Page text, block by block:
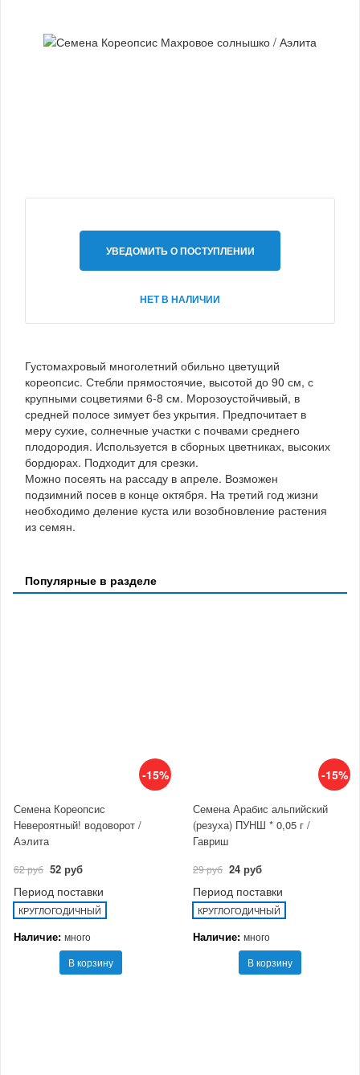
УВЕДОМИТЬ О ПОСТУПЛЕНИИ
НЕТ В НАЛИЧИИ
Густомахровый многолетний обильно цветущий
кореопсис. Стебли прямостоячие, высотой до 90 см, с
крупными соцветиями 6-8 см. Морозоустойчивый, в
средней полосе зимует без укрытия. Предпочитает в
меру сухие, солнечные участки с почвами среднего
плодородия. Используется в сборных цветниках, высоких
бордюрах. Подходит для срезки.
Можно посеять на рассаду в апреле. Возможен
подзимний посев в конце октября. На третий год жизни
необходимо деление куста или возобновление растения
из семян.
Популярные в разделе
-15%
Семена Кореопсис
Невероятный! водоворот /
Аэлита
62 руб 52 руб
Период поставки
КРУГЛОГОДИЧНЫЙ
Наличие: много
В корзину
-15%
Семена Арабис альпийский
(резуха) ПУНШ * 0,05 г /
Гавриш
29 руб 24 руб
Период поставки
КРУГЛОГОДИЧНЫЙ
Наличие: много
В корзину